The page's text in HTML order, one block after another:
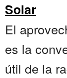
Solar
El
es la
útil de la